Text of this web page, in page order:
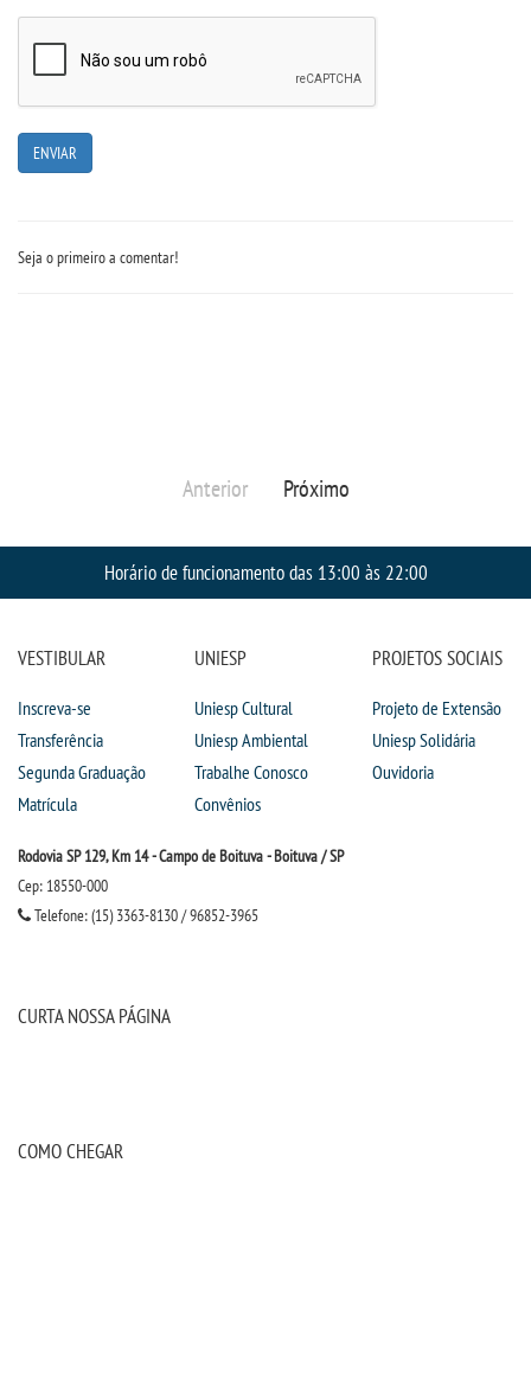
Seja o primeiro a comentar!
Anterior Próximo
Horário de funcionamento das 13:00 às 22:00
VESTIBULAR
Inscreva-se
Transferência
Segunda Graduação
Matrícula
UNIESP
Uniesp Cultural
Uniesp Ambiental
Trabalhe Conosco
Convênios
PROJETOS SOCIAIS
Projeto de Extensão
Uniesp Solidária
Ouvidoria
Rodovia SP 129, Km 14 - Campo de Boituva - Boituva / SP
Cep: 18550-000
Telefone: (15) 3363-8130 / 96852-3965
CURTA NOSSA PÁGINA
COMO CHEGAR